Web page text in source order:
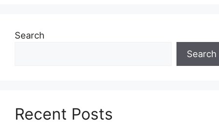
Search
Search
Recent Posts